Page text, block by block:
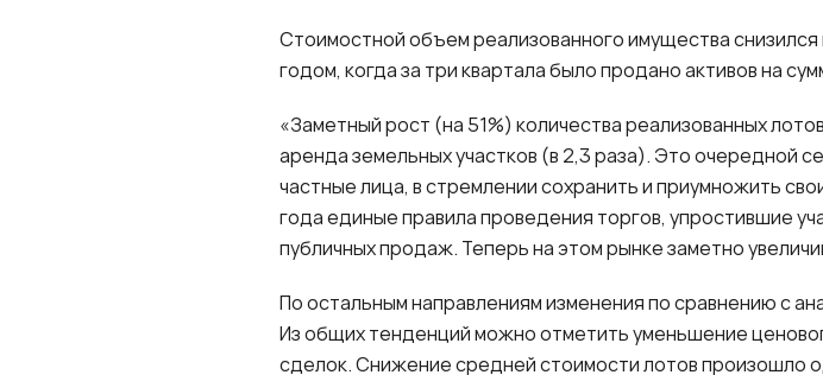
Стоимостной объем реализованного имущества
годом, когда за три квартала было продано активов на
«Заметный рост (на 51%) количества реализованных
аренда земельных участков (в 2,3 раза). Это очередной
частные лица, в стремлении сохранить и приумножить
года единые правила проведения торгов, упростившие
публичных продаж. Теперь на этом рынке заметно
По остальным направлениям изменения по сравнению с
Из общих тенденций можно отметить уменьшение
сделок. Снижение средней стоимости лотов произошло